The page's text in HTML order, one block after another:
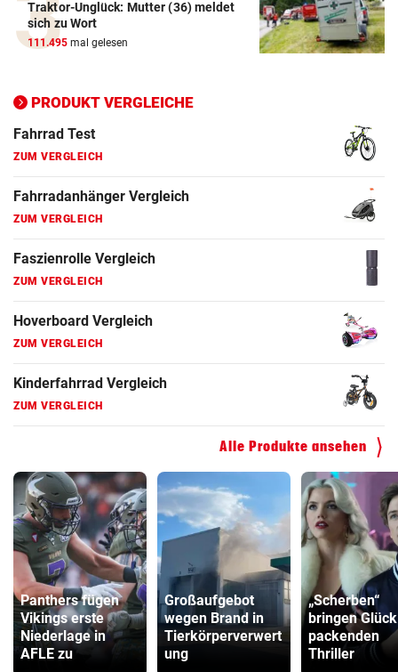
Traktor-Unglück: Mutter (36) meldet
sich zu Wort
111.495 mal gelesen
PRODUKT VERGLEICHE
Elektro-Scooter Vergleich
ZUM VERGLEICH
ZUM VERGLEICH
Fahrrad Test
ZUM VERGLEICH
Fahrradanhänger Vergleich
ZUM VERGLEICH
Faszienrolle Vergleich
ZUM VERGLEICH
Hoverboard Vergleich
ZUM VERGLEICH
Kinderfahrrad Vergleich
ZUM VERGLEICH
Alle Produkte ansehen
Panthers fügen
Vikings erste
Niederlage in
AFLE zu
Großaufgebot
wegen Brand in
Tierkörperverwert
ung
„Scherben“
bringen
packenden
Thriller